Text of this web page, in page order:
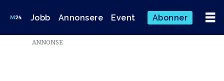
Jobb Annonsere Event Abonner
Emne:
ANNONSE